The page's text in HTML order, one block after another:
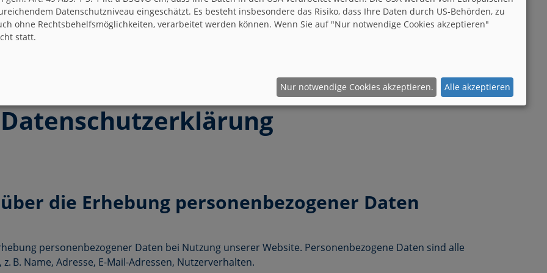
Datenschutzerklärung
die Erhebung personenbezogener Daten
personenbezogener Daten bei Nutzung unserer Website. Personenbezogene Daten sind alle
B. Name, Adresse, E-Mail-Adressen, Nutzerverhalten.
Datenschutzniveau eingeschätzt. Es besteht insbesondere das Risiko, dass Ihre Daten durch US-Behörden, zu
ohne Rechtsbehelfsmöglichkeiten, verarbeitet werden können. Wenn Sie auf "Nur notwendige Cookies akzeptieren"
statt.
Nur notwendige Cookies akzeptieren. Alle akzeptieren